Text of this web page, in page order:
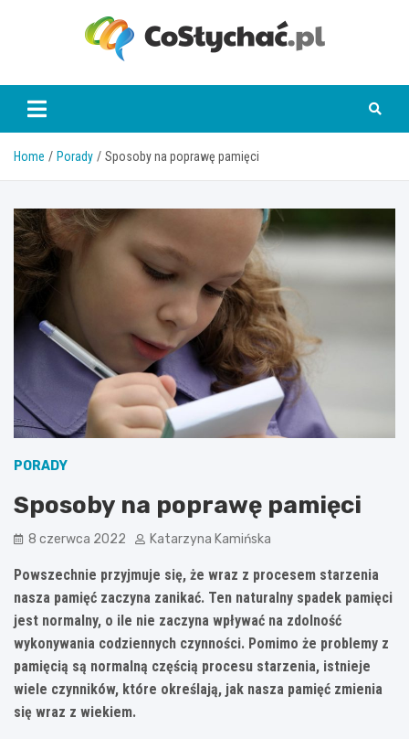
coslychac.pl
Home Porady Sposoby na poprawę pamięci
PORADY
Sposoby na poprawę pamięci
8 czerwca 2022 Katarzyna Kamińska
Powszechnie przyjmuje się, że wraz z procesem starzenia
nasza pamięć zaczyna zanikać. Ten naturalny spadek pamięci
jest normalny, o ile nie zaczyna wpływać na zdolność
wykonywania codziennych czynności. Pomimo że problemy z
pamięcią są normalną częścią procesu starzenia, istnieje
wiele czynników, które określają, jak nasza pamięć zmienia
się wraz z wiekiem.